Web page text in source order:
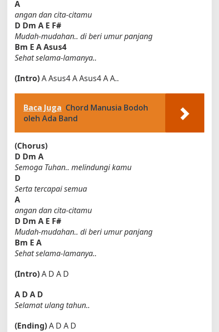
A
angan dan cita-citamu
D Dm A E F#
Mudah-mudahan.. di beri umur panjang
Bm E AAsus4
Sehat selama-lamanya..
(Intro)A Asus4 A Asus4 A A..
Baca Juga Chord Manusia Bodoh
oleh Ada Band
(Chorus)
D Dm A
Semoga Tuhan.. melindungi kamu
D
Serta tercapai semua
A
angan dan cita-citamu
D Dm A E F#
Mudah-mudahan.. di beri umur panjang
Bm E A
Sehat selama-lamanya..
(Intro)A D A D
A D A D
Selamat ulang tahun..
(Ending)A D A D